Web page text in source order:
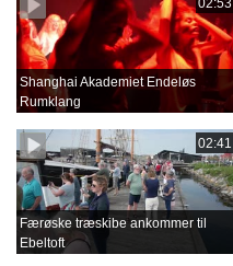
02:53
Shanghai Akademiet Endeløs
Rumklang
02:41
Færøske træskibe ankommer til
Ebeltoft